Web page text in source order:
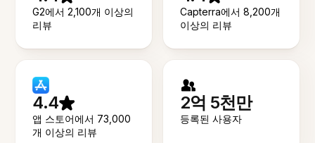
G2에서 2,100개 이상의
리뷰
Capterra에서 8,200개
이상의 리뷰
4.4
앱 스토어에서 73,000
개 이상의 리뷰
2억 5천만
등록된 사용자